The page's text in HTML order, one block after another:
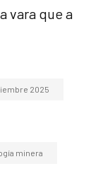
vara que a
2025
minera